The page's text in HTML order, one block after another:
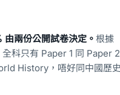
兩份公開試卷決定。 根據
科只有 Paper 1 同 Paper
History，唔好同中國歷